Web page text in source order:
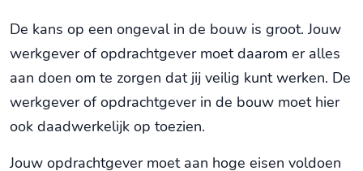
De kans op een ongeval in de bouw is groot. Jouw
werkgever of opdrachtgever moet daarom er alles
aan doen om te zorgen dat jij veilig kunt werken. De
werkgever of opdrachtgever in de bouw moet hier
ook daadwerkelijk op toezien.
Jouw opdrachtgever moet aan hoge eisen voldoen